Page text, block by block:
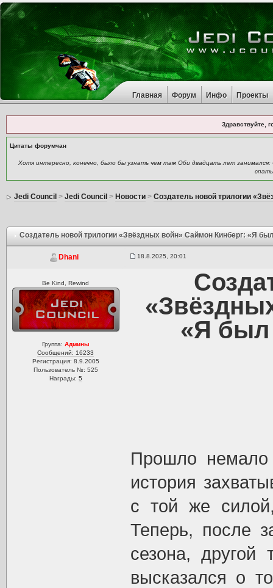
Главная Форум Инфо Проекты
Здравствуйте,
Цитаты форумчан
Хотя интересно, конечно, было бы узнать чем там Оби двадцать лет
Jedi Council > Jedi Council > Новости> Создатель новой трилогии
Создатель новой трилогии «Звёздных войн» Саймон Кинберг: «Я
Dhani 18.8.2025, 20:01
Be Kind, Rewind
Группа: Админы
Сообщений: 16233
Регистрация: 8.9.2005
Пользователь №: 525
Награды: 5
«Я был
Прошло немало
история
с той же
Теперь, после
сезона, другой
высказался о